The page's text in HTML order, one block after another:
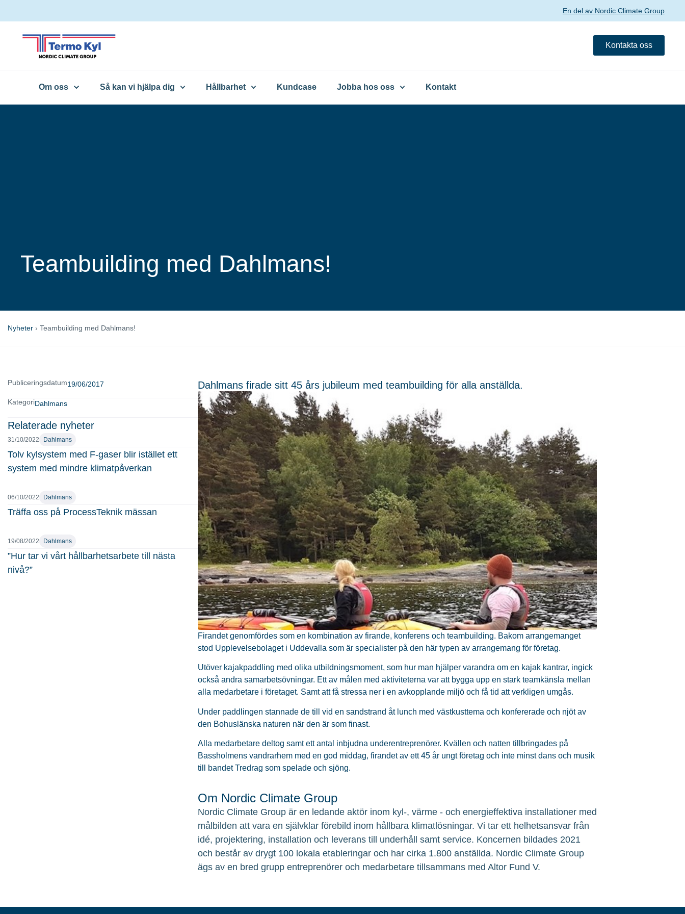
En del av Nordic Climate Group
Kontakta oss
Om oss Så kan vi hjälpa dig Hållbarhet Kundcase Jobba hos oss Kontakt
Teambuilding med Dahlmans!
Nyheter › Teambuilding med Dahlmans!
Publiceringsdatum19/06/2017
KategoriDahlmans
Relaterade nyheter
31/10/2022 Dahlmans
Tolv kylsystem med F-gaser blir istället ett
system med mindre klimatpåverkan
06/10/2022 Dahlmans
Träffa oss på ProcessTeknik mässan
19/08/2022 Dahlmans
”Hur tar vi vårt hållbarhetsarbete till nästa
nivå?”
Dahlmans firade sitt 45 års jubileum med teambuilding för alla anställda.
Firandet genomfördes som en kombination av firande, konferens och teambuilding. Bakom arrangemanget
stod Upplevelsebolaget i Uddevalla som är specialister på den här typen av arrangemang för företag.
Utöver kajakpaddling med olika utbildningsmoment, som hur man hjälper varandra om en kajak kantrar, ingick
också andra samarbetsövningar. Ett av målen med aktiviteterna var att bygga upp en stark teamkänsla mellan
alla medarbetare i företaget. Samt att få stressa ner i en avkopplande miljö och få tid att verkligen umgås.
Under paddlingen stannade de till vid en sandstrand åt lunch med västkusttema och konfererade och njöt av
den Bohuslänska naturen när den är som finast.
Alla medarbetare deltog samt ett antal inbjudna underentreprenörer. Kvällen och natten tillbringades på
Bassholmens vandrarhem med en god middag, firandet av ett 45 år ungt företag och inte minst dans och musik
till bandet Tredrag som spelade och sjöng.
Om Nordic Climate Group
Nordic Climate Group är en ledande aktör inom kyl-, värme - och energieffektiva installationer med
målbilden att vara en självklar förebild inom hållbara klimatlösningar. Vi tar ett helhetsansvar från
idé, projektering, installation och leverans till underhåll samt service. Koncernen bildades 2021
och består av drygt 100 lokala etableringar och har cirka 1.800 anställda. Nordic Climate Group
ägs av en bred grupp entreprenörer och medarbetare tillsammans med Altor Fund V.